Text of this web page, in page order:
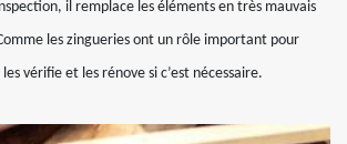
il remplace les éléments en très mauvais
les zingueries ont un rôle important pour
vérifie et les rénove si c’est nécessaire.